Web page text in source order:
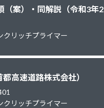
（案）・同解説（令和3年2
クリッチプライマー
高速道路株式会社）
クリッチプライマー